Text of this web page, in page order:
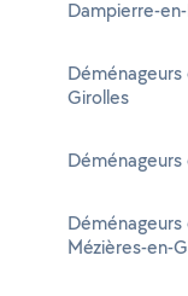
Dampierre-
Girolles
Mézières-en-